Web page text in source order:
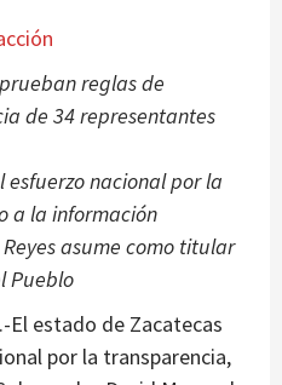
reglas de
de 34 representantes
esfuerzo nacional por la
a la información
asume como titular
Pueblo
El estado de Zacatecas
por la transparencia,